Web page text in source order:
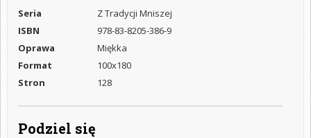
Seria
Z Tradycji Mniszej
ISBN
978-83-8205-386-9
Oprawa
Miękka
Format
100x180
Stron
128
Podziel się